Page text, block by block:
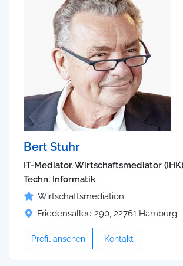
Bert Stuhr
IT-Mediator, Wirtschaftsmediator
Techn. Informatik
Wirtschaftsmediation
Friedensallee 290, 22761 Hamburg
Profil ansehen Kontakt